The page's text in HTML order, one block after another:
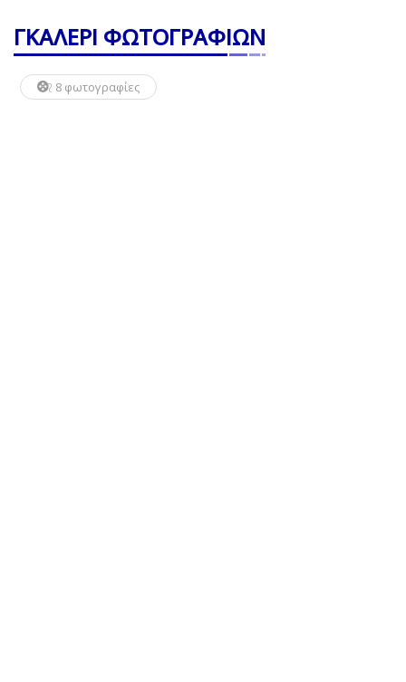
ΓΚΑΛΕΡΙ ΦΩΤΟΓΡΑΦΙΩΝ
8 φωτογραφίες